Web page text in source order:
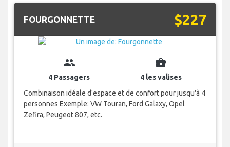
FOURGONNETTE $227
group
4 Passagers
business_center
4 les valises
Combinaison idéale d'espace et de confort pour jusqu'à 4
personnes Exemple: VW Touran, Ford Galaxy, Opel
Zefira, Peugeot 807, etc.